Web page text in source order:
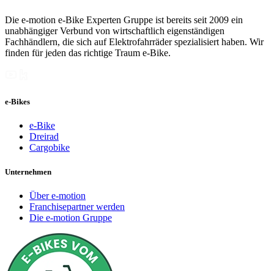
Die e-motion e-Bike Experten Gruppe ist bereits seit 2009 ein
unabhängiger Verbund von wirtschaftlich eigenständigen
Fachhändlern, die sich auf Elektrofahrräder spezialisiert haben. Wir
finden für jeden das richtige Traum e-Bike.
e-Bikes
e-Bike
Dreirad
Cargobike
Unternehmen
Über e-motion
Franchisepartner werden
Die e-motion Gruppe